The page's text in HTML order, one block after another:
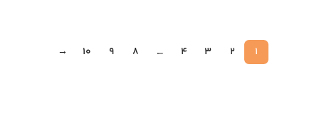
1
2
3
4
…
8
9
10
→